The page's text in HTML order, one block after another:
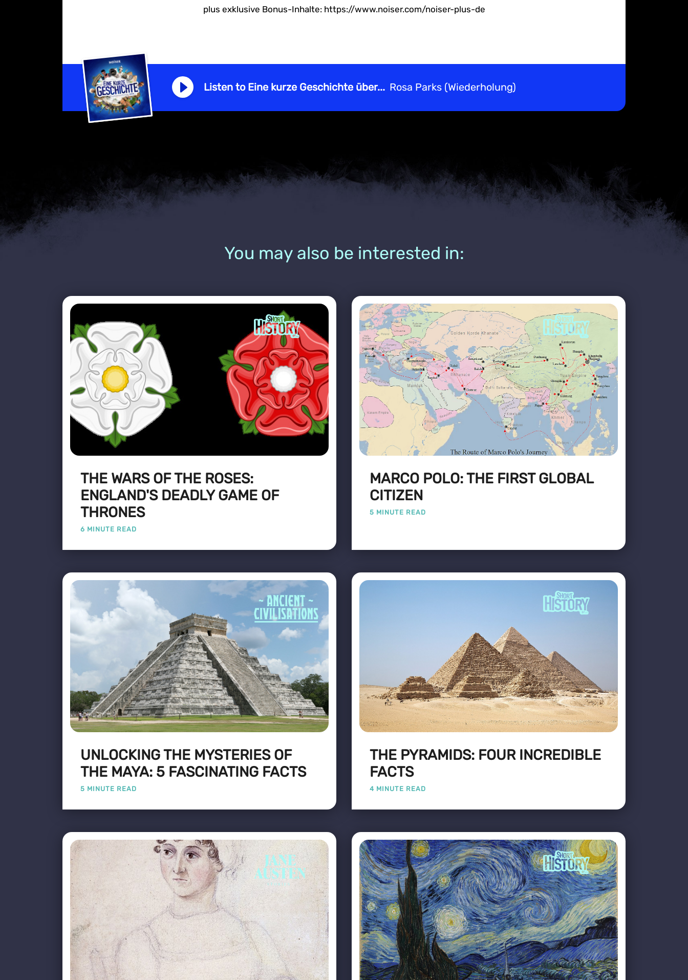
plus exklusive Bonus-Inhalte: https://www.noiser.com/noiser-plus-de
Listen to Eine kurze Geschichte über... Rosa Parks (Wiederholung)
You may also be interested in:
THE WARS OF THE ROSES:
ENGLAND'S DEADLY GAME OF
THRONES
6 MINUTE READ
MARCO POLO: THE FIRST GLOBAL
CITIZEN
5 MINUTE READ
UNLOCKING THE MYSTERIES OF
THE MAYA: 5 FASCINATING FACTS
5 MINUTE READ
THE PYRAMIDS: FOUR INCREDIBLE
FACTS
4 MINUTE READ